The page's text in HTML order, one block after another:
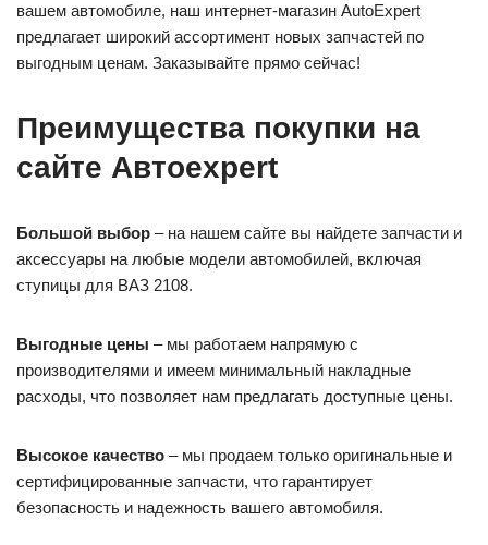
вашем автомобиле, наш интернет-магазин AutoExpert
предлагает широкий ассортимент новых запчастей по
выгодным ценам. Заказывайте прямо сейчас!
Преимущества покупки на
сайте Автоexpert
Большой выбор – на нашем сайте вы найдете запчасти и
аксессуары на любые модели автомобилей, включая
ступицы для ВАЗ 2108.
Выгодные цены – мы работаем напрямую с
производителями и имеем минимальный накладные
расходы, что позволяет нам предлагать доступные цены.
Высокое качество – мы продаем только оригинальные и
сертифицированные запчасти, что гарантирует
безопасность и надежность вашего автомобиля.